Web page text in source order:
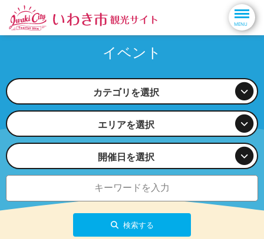
イベント
カテゴリを選択
エリアを選択
開催日を選択
検索する